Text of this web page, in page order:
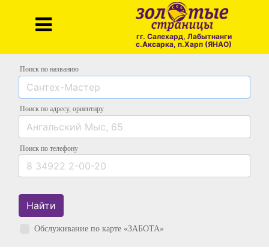
гг. Салехард, Лабытнанги
с.Аксарка, п.Харп (ЯНАО)
Поиск по названию
Поиск по адресу, ориентиру
Поиск по телефону
Найти
Обслуживание по карте «ЗАБОТА»